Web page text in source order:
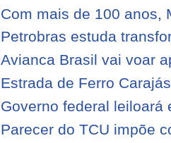
Com mais de 100 anos,
Petrobras estuda
Avianca Brasil vai voar
Estrada de Ferro
Governo federal leiloará
Parecer do TCU impõe